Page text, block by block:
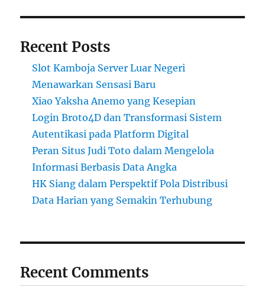
Recent Posts
Slot Kamboja Server Luar Negeri
Menawarkan Sensasi Baru
Xiao Yaksha Anemo yang Kesepian
Login Broto4D dan Transformasi Sistem
Autentikasi pada Platform Digital
Peran Situs Judi Toto dalam Mengelola
Informasi Berbasis Data Angka
HK Siang dalam Perspektif Pola Distribusi
Data Harian yang Semakin Terhubung
Recent Comments